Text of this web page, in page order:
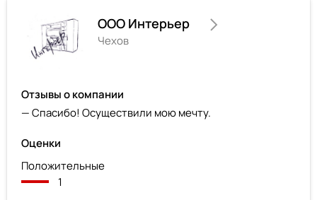
ООО Интерьер
Чехов
Отзывы о компании
— Спасибо! Осуществили мою мечту.
Оценки
Положительные
1